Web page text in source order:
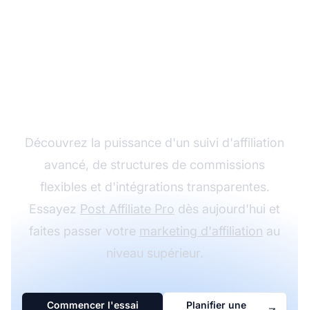
Découvrez la puissance d'un suivi d'affiliation
avancé, de structures de commissions
flexibles et d'intégrations transparentes.
Essayez Post Affiliate Pro dès aujourd'hui et
faites passer votre marketing d'affiliation au
niveau supérieur.
Commencer l'essai
Planifier une